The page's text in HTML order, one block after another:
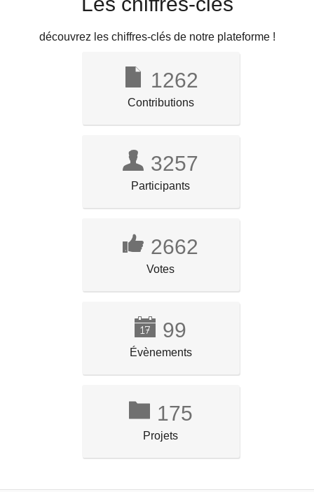
découvrez les chiffres-clés de notre plateforme !
1262
Contributions
3257
Participants
2662
Votes
99
Évènements
175
Projets